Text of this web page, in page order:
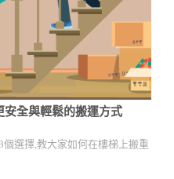
安全與輕鬆的搬運方式
選擇,教大家如何在樓梯上搬重